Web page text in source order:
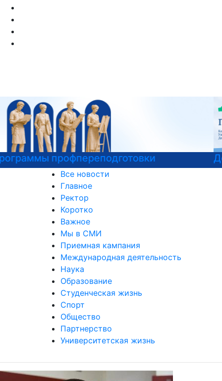
Детали программы
Все новости
Главное
Ректор
Коротко
Важное
Мы в СМИ
Приемная кампания
Международная деятельность
Наука
Образование
Студенческая жизнь
Спорт
Общество
Партнерство
Университетская жизнь